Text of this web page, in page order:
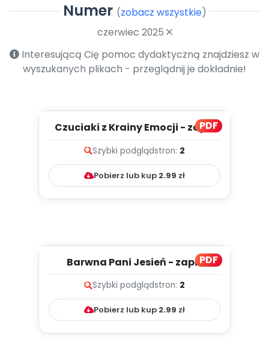
Numer (zobacz wszystkie)
czerwiec 2025
Interesującą Cię pomoc dydaktyczną znajdziesz w
wyszukanych plikach - przeglądnij je dokładnie!
PDF
Czuciaki z Krainy Emocji - zapis
Szybki podglądstron: 2
Pobierz lub kup 2.99 zł
PDF
Barwna Pani Jesień - zapis
Szybki podglądstron: 2
Pobierz lub kup 2.99 zł